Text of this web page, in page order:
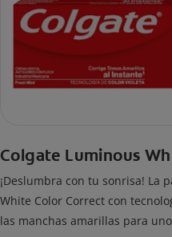
Colgate Luminous
¡Deslumbra con tu sonrisa! La
White Color Correct con
las manchas amarillas para